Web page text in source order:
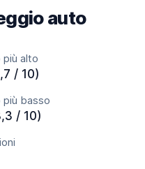
auto
più alto
/ 10)
più basso
/ 10)